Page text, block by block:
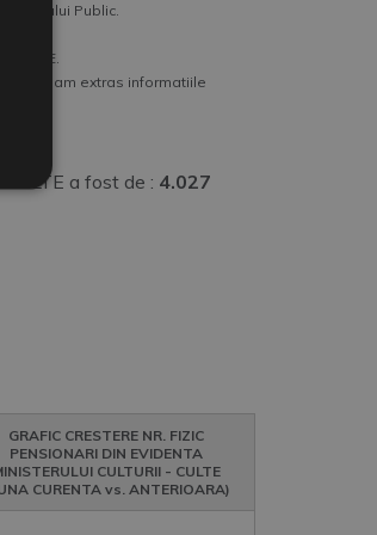
Public.
acolo am extras informatiile
a fost de : 4.027
GRAFIC CRESTERE NR. FIZIC
PENSIONARI DIN EVIDENTA
CULTURII - CULTE
CURENTA vs. ANTERIOARA)